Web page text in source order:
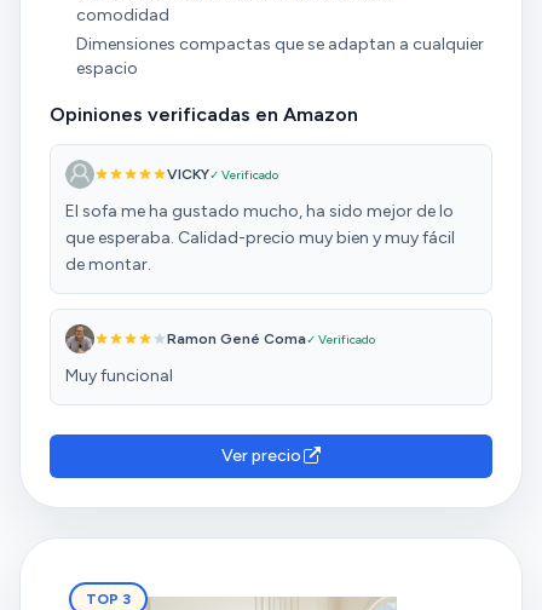
comodidad
Dimensiones compactas que se adaptan a cualquier
espacio
Opiniones verificadas en Amazon
VICKY✓ Verificado
El sofa me ha gustado mucho, ha sido mejor de lo
que esperaba. Calidad-precio muy bien y muy fácil
de montar.
Ramon Gené Coma✓ Verificado
Muy funcional
Ver precio
TOP 3